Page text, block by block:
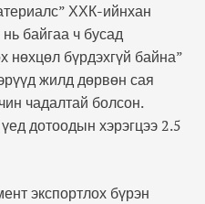
ХХК-ийнхан
байгаа ч бусад
нөхцөл бүрдэхгүй байна”
жилд дөрвөн сая
чадалтай болсон.
дотоодын хэрэгцээ 2.5
экспортлох бүрэн